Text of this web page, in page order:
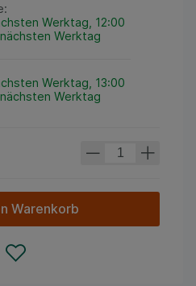
:
Werktag, 12:00
Werktag
Werktag, 13:00
Werktag
Warenkorb